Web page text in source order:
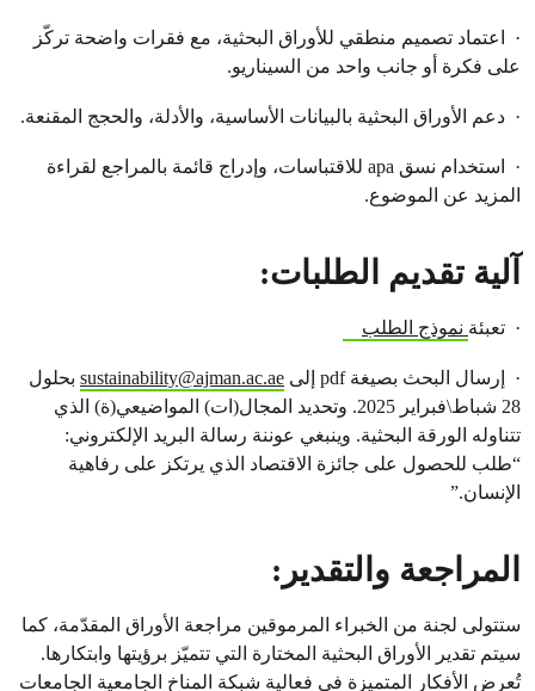
· اعتماد تصميم منطقي للأوراق البحثية، مع فقرات واضحة تركّز
على فكرة أو جانب واحد من السيناريو.
· دعم الأوراق البحثية بالبيانات الأساسية، والأدلة، والحجج المقنعة.
· استخدام نسق apa للاقتباسات، وإدراج قائمة بالمراجع لقراءة
المزيد عن الموضوع.
آلية تقديم الطلبات:
· تعبئة نموذج الطلب
· إرسال البحث بصيغة pdf إلى sustainability@ajman.ac.ae بحلول
28 شباط\فبراير 2025. وتحديد المجال(ات) المواضيعي(ة) الذي
تتناوله الورقة البحثية. وينبغي عوننة رسالة البريد الإلكتروني:
“طلب للحصول على جائزة الاقتصاد الذي يرتكز على رفاهية
الإنسان.”
المراجعة والتقدير:
ستتولى لجنة من الخبراء المرموقين مراجعة الأوراق المقدّمة، كما
سيتم تقدير الأوراق البحثية المختارة التي تتميّز برؤيتها وابتكارها.
تُعرض الأفكار المتميزة في فعالية شبكة المناخ الجامعية الجامعات